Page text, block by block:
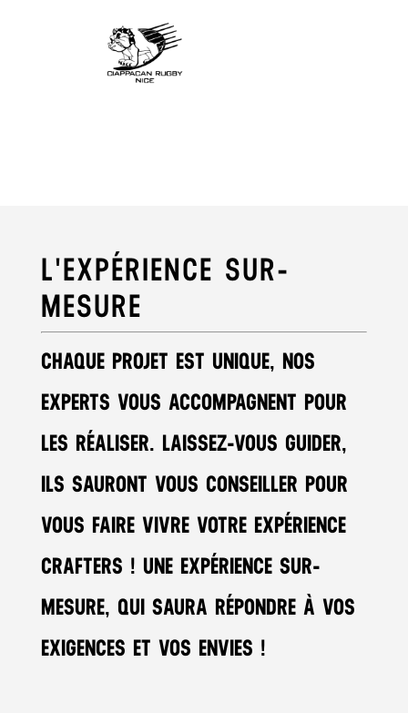
L'EXPÉRIENCE SUR-
MESURE
CHAQUE PROJET EST UNIQUE, NOS
EXPERTS VOUS ACCOMPAGNENT POUR
LES RÉALISER. LAISSEZ-VOUS GUIDER,
ILS SAURONT VOUS CONSEILLER POUR
VOUS FAIRE VIVRE VOTRE EXPÉRIENCE
CRAFTERS ! UNE EXPÉRIENCE SUR-
MESURE, QUI SAURA RÉPONDRE À VOS
EXIGENCES ET VOS ENVIES !